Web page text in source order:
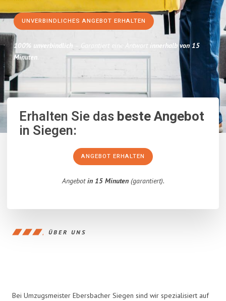
UNVERBINDLICHES ANGEBOT ERHALTEN
100% unverbindlich – Garantiert eine Antwort innerhalb von 15
Minuten.
Erhalten Sie dasbeste Angebot
in Siegen:
ANGEBOT ERHALTEN
Angebotin 15 Minuten(garantiert).
ÜBER UNS
Bei Umzugsmeister Ebersbacher Siegen sind wir spezialisiert auf